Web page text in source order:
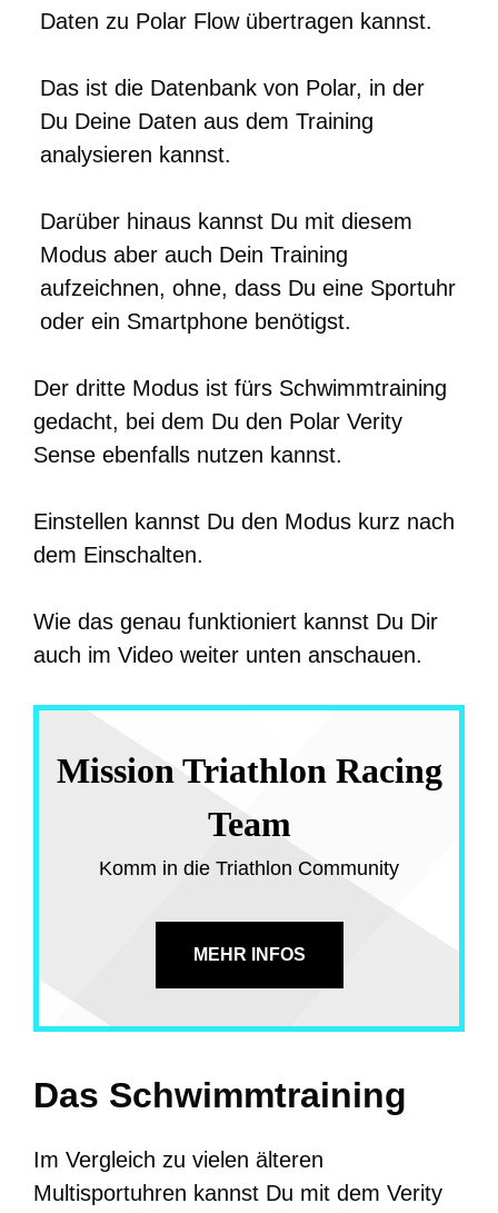
Daten zu Polar Flow übertragen kannst.
Das ist die Datenbank von Polar, in der
Du Deine Daten aus dem Training
analysieren kannst.
Darüber hinaus kannst Du mit diesem
Modus aber auch Dein Training
aufzeichnen, ohne, dass Du eine Sportuhr
oder ein Smartphone benötigst.
Der dritte Modus ist fürs Schwimmtraining
gedacht, bei dem Du den Polar Verity
Sense ebenfalls nutzen kannst.
Einstellen kannst Du den Modus kurz nach
dem Einschalten.
Wie das genau funktioniert kannst Du Dir
auch im Video weiter unten anschauen.
Mission Triathlon Racing
Team
Komm in die Triathlon Community
MEHR INFOS
Das Schwimmtraining
Im Vergleich zu vielen älteren
Multisportuhren kannst Du mit dem Verity